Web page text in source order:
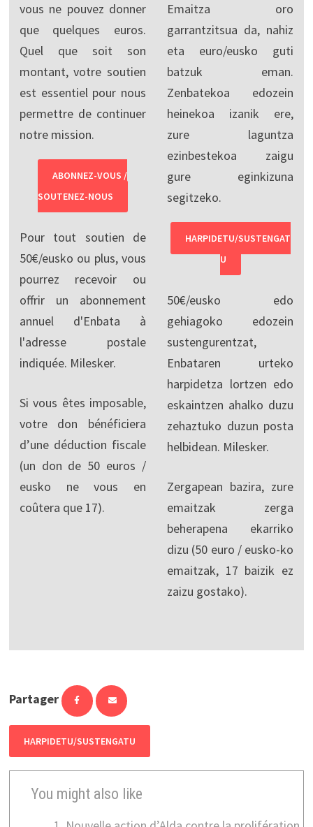
vous ne pouvez donner
que quelques euros.
Quel que soit son
montant, votre soutien
est essentiel pour nous
permettre de continuer
notre mission.
ABONNEZ-VOUS /
SOUTENEZ-NOUS
Pour tout soutien de
50€/eusko ou plus, vous
pourrez recevoir ou
offrir un abonnement
annuel d'Enbata à
l'adresse postale
indiquée. Milesker.
Si vous êtes imposable,
votre don bénéficiera
d’une déduction fiscale
(un don de 50 euros /
eusko ne vous en
coûtera que 17).
Emaitza oro
garrantzitsua da, nahiz
eta euro/eusko guti
batzuk eman.
Zenbatekoa edozein
heinekoa izanik ere,
zure laguntza
ezinbestekoa zaigu
gure eginkizuna
segitzeko.
HARPIDETU/SUSTENGAT
U
50€/eusko edo
gehiagoko edozein
sustengurentzat,
Enbataren urteko
harpidetza lortzen edo
eskaintzen ahalko duzu
zehaztuko duzun posta
helbidean. Milesker.
Zergapean bazira, zure
emaitzak zerga
beherapena ekarriko
dizu (50 euro / eusko-ko
emaitzak, 17 baizik ez
zaizu gostako).
Partager
HARPIDETU/SUSTENGATU
You might also like